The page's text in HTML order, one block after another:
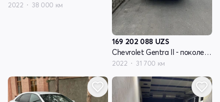
2022 38 000 км
169 202 088 UZS
Chevrolet Gentra II - поколение
2022 31 700 км